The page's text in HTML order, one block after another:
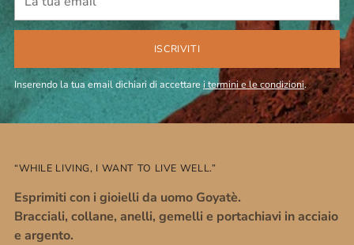
tua
email
ISCRIVITI
Inserendo la tua email dichiari di accettarei termini e le condizioni.
“WHILE LIVING, I WANT TO LIVE WELL.”
Esprimiti con i gioielli da uomo Goyatè.
Bracciali, collane, anelli, gemelli e portachiavi in acciaio
e argento.